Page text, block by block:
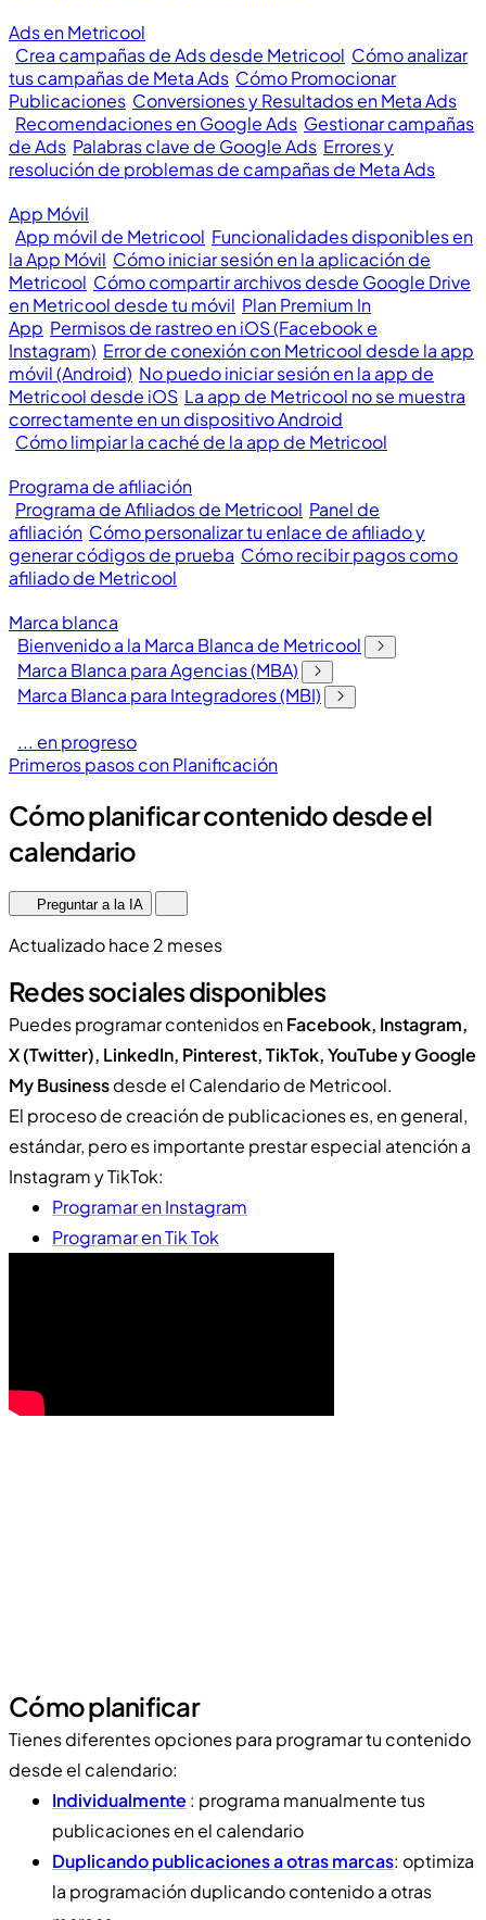
Ads en Metricool
Crea campañas de Ads desde Metricool Cómo analizar
tus campañas de Meta Ads Cómo Promocionar
Publicaciones Conversiones y Resultados en Meta Ads
Recomendaciones en Google Ads Gestionar campañas
de Ads Palabras clave de Google Ads Errores y
resolución de problemas de campañas de Meta Ads
App Móvil
App móvil de Metricool Funcionalidades disponibles en
la App Móvil Cómo iniciar sesión en la aplicación de
Metricool Cómo compartir archivos desde Google Drive
en Metricool desde tu móvil Plan Premium In
App Permisos de rastreo en iOS (Facebook e
Instagram) Error de conexión con Metricool desde la app
móvil (Android) No puedo iniciar sesión en la app de
Metricool desde iOS La app de Metricool no se muestra
correctamente en un dispositivo Android
Cómo limpiar la caché de la app de Metricool
Programa de afiliación
Programa de Afiliados de Metricool Panel de
afiliación Cómo personalizar tu enlace de afiliado y
generar códigos de prueba Cómo recibir pagos como
afiliado de Metricool
Marca blanca
Bienvenido a la Marca Blanca de Metricool
Marca Blanca para Agencias (MBA)
Marca Blanca para Integradores (MBI)
... en progreso
Primeros pasos con Planificación
Cómo planificar contenido desde el
calendario
Preguntar a la IA
Actualizado hace 2 meses
Redes sociales disponibles
Puedes programar contenidos enFacebook, Instagram,
X (Twitter), LinkedIn, Pinterest, TikTok, YouTube y Google
My Businessdesde el Calendario de Metricool.
El proceso de creación de publicaciones es, en general,
estándar, pero es importante prestar especial atención a
Instagram y TikTok:
Programar en Instagram
Programar en Tik Tok
Cómo planificar
Tienes diferentes opciones para programar tu contenido
desde el calendario:
Individualmente : programa manualmente tus
publicaciones en el calendario
Duplicando publicaciones a otras marcas: optimiza
la programación duplicando contenido a otras